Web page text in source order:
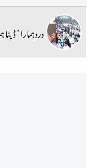
درد ہمارا ‘